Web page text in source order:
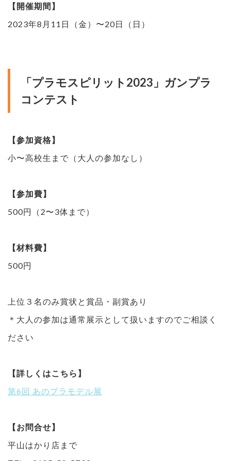
【開催期間】
2023年8月11日（金）〜20日（日）
「プラモスピリット2023」ガンプラ
コンテスト
【参加資格】
小〜高校生まで（大人の参加なし）
【参加費】
500円（2〜3体まで）
【材料費】
500円
上位３名のみ賞状と賞品・副賞あり
＊大人の参加は通常展示として扱いますのでご相談く
ださい
【詳しくはこちら】
第6回 あのプラモデル展
【お問合せ】
平山はかり店まで